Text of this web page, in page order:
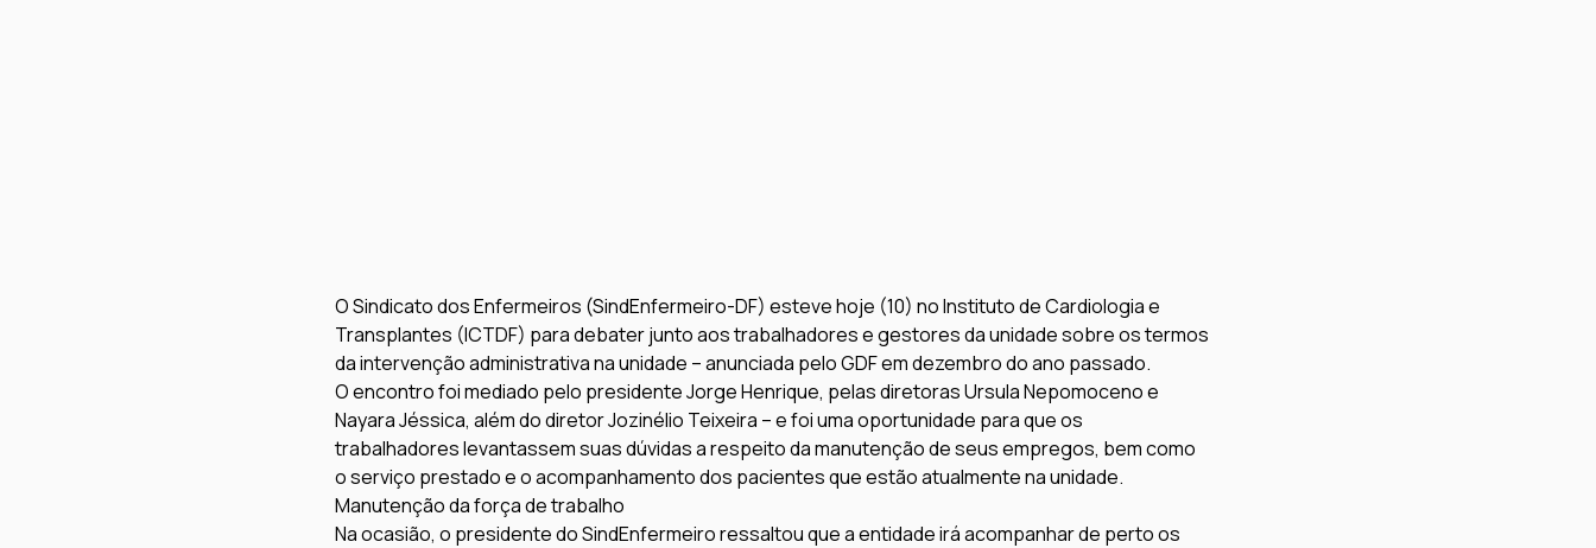
O Sindicato dos Enfermeiros (SindEnfermeiro-DF) esteve hoje (10) no Instituto de Cardiologia e
Transplantes (ICTDF) para debater junto aos trabalhadores e gestores da unidade sobre os termos
da intervenção administrativa na unidade – anunciada pelo GDF em dezembro do ano passado.
O encontro foi mediado pelo presidente Jorge Henrique, pelas diretoras Ursula Nepomoceno e
Nayara Jéssica, além do diretor Jozinélio Teixeira – e foi uma oportunidade para que os
trabalhadores levantassem suas dúvidas a respeito da manutenção de seus empregos, bem como
o serviço prestado e o acompanhamento dos pacientes que estão atualmente na unidade.
Manutenção da força de trabalho
Na ocasião, o presidente do SindEnfermeiro ressaltou que a entidade irá acompanhar de perto os